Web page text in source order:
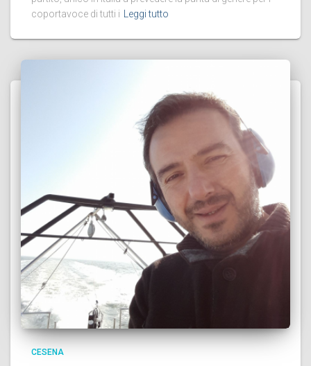
coportavoce di tutti i
Leggi tutto
CESENA